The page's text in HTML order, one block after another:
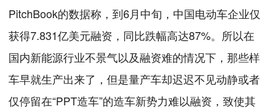
PitchBook的数据称，到6月中旬，中国电动车企业仅
获得7.831亿美元融资，同比跌幅高达87%。所以在
国内新能源行业不景气以及融资难的情况下，那些样
车早就生产出来了，但是量产车却迟迟不见动静或者
仅停留在“PPT造车”的造车新势力难以融资，致使其